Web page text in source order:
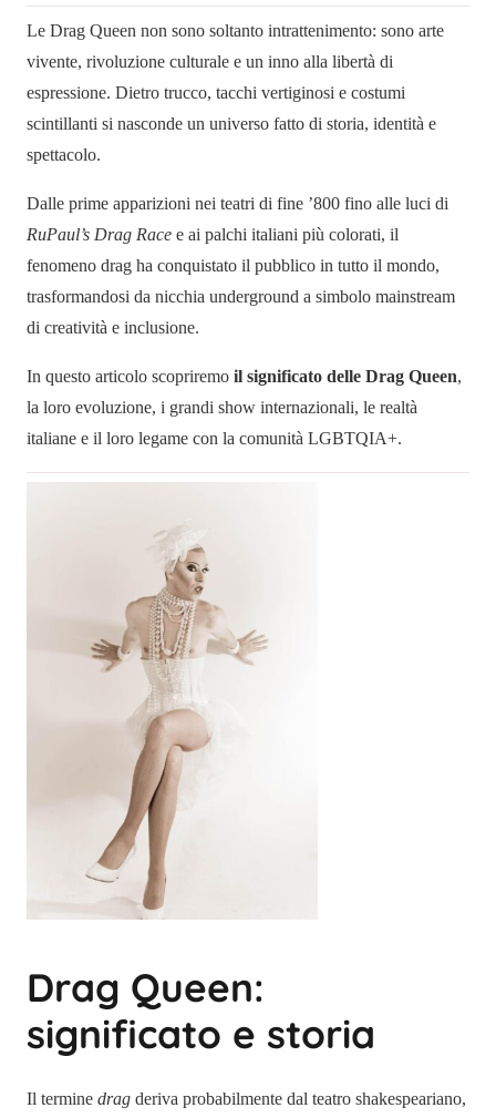
Le Drag Queen non sono soltanto intrattenimento: sono arte
vivente, rivoluzione culturale e un inno alla libertà di
espressione. Dietro trucco, tacchi vertiginosi e costumi
scintillanti si nasconde un universo fatto di storia, identità e
spettacolo.
Dalle prime apparizioni nei teatri di fine ’800 fino alle luci di
RuPaul’s Drag Race e ai palchi italiani più colorati, il
fenomeno drag ha conquistato il pubblico in tutto il mondo,
trasformandosi da nicchia underground a simbolo mainstream
di creatività e inclusione.
In questo articolo scopriremo il significato delle Drag Queen,
la loro evoluzione, i grandi show internazionali, le realtà
italiane e il loro legame con la comunità LGBTQIA+.
Drag Queen:
significato e storia
Il termine drag deriva probabilmente dal teatro shakespeariano,